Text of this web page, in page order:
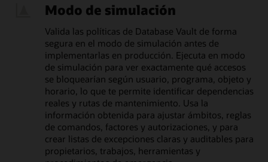
Modo de simulación
Valida las políticas de Database Vault de forma
segura en el modo de simulación antes de
implementarlas en producción. Ejecuta en modo
de simulación para ver exactamente qué accesos
se bloquearían según usuario, programa, objeto y
horario, lo que te permite identificar dependencias
reales y rutas de mantenimiento. Usa la
información obtenida para ajustar ámbitos, reglas
de comandos, factores y autorizaciones, y para
crear listas de excepciones claras y auditables para
propietarios, trabajos, herramientas y